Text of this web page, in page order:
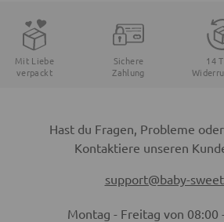
Mit Liebe
verpackt
Sichere
Zahlung
14
Hast du Fragen, Probleme
Kontaktiere unseren
support@baby-
Montag - Freitag von 08:00